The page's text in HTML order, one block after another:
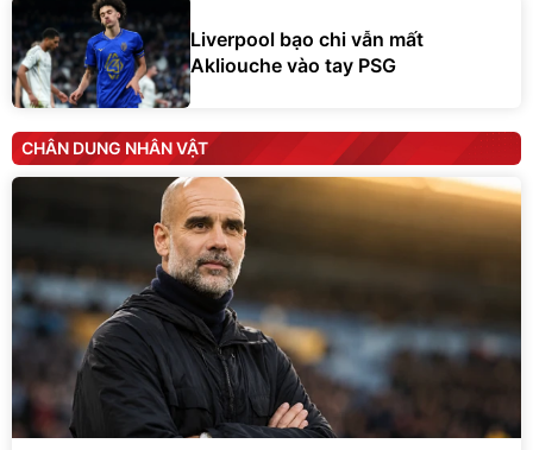
Liverpool bạo chi vẫn mất
Akliouche vào tay PSG
CHÂN DUNG NHÂN VẬT